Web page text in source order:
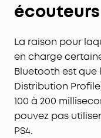
La raison pour
en charge
Bluetooth est que
Distribution
100 à 200
pouvez pas
PS4.